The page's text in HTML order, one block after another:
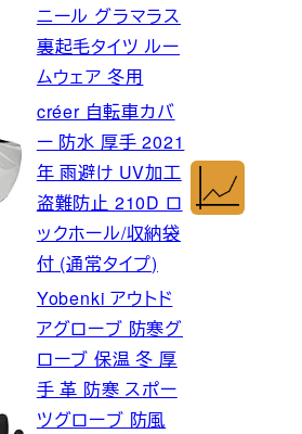
ニール グラマラス
裏起毛タイツ ルー
ムウェア 冬用
créer 自転車カバ
ー 防水 厚手 2021
年 雨避け UV加工
盗難防止 210D ロ
ックホール/収納袋
付 (通常タイプ)
Yobenki アウトド
アグローブ 防寒グ
ローブ 保温 冬 厚
手 革 防寒 スポー
ツグローブ 防風